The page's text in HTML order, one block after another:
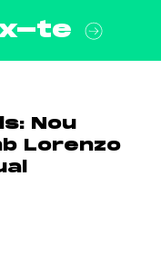
te
Nou
Lorenzo